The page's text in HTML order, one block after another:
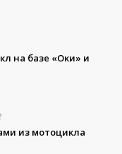
на базе «Оки» и
из мотоцикла